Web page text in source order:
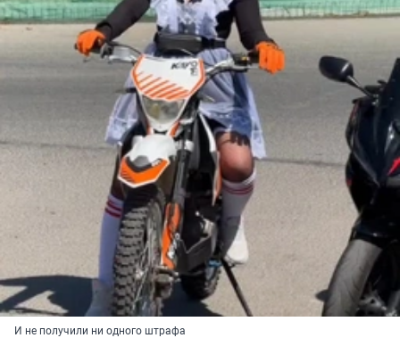
И не получили ни одного штрафа